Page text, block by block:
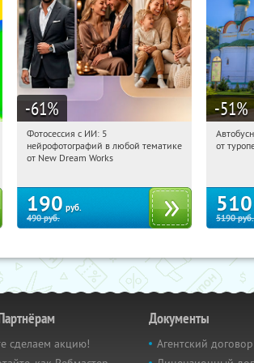
-61%
08:21:26
Россия
Фотосессия с ИИ: 5
нейрофотографий в любой тематике
от New Dream Works
190 руб.
490руб.
-51%
от
510
5190руб.
сделаем акцию!
Документы
Агентский договор